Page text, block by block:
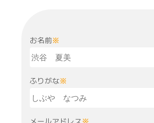
お名前※
ふりがな※
メールアドレス